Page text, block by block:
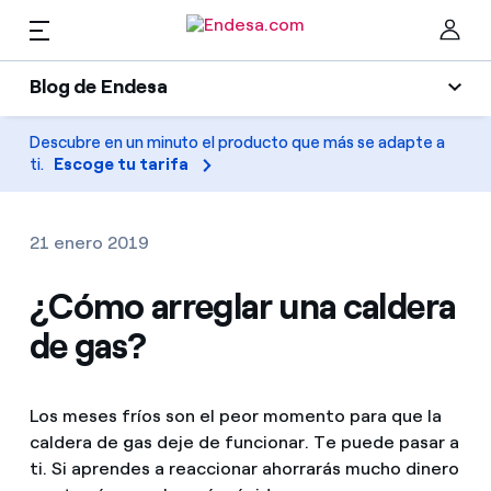
Blog de Endesa
Blog de Endesa
Luz
Climatización
Movilidad
Electrodomésticos
Empresas
Hogares
Encuentra la tarifa que más te conviene
Compara nuestras tarifas de empresa y ahorra
Por cada kWh que ahorres, te descontamos otro
Movilidad
PARA TI
Solar
ES
Descubre en un minuto el producto que más se adapte a
ti. Escoge tu tarifa
21 enero 2019
¿Cómo arreglar una caldera
de gas?
Los meses fríos son el peor momento para que la
caldera de gas deje de funcionar. Te puede pasar a
ti. Si aprendes a reaccionar ahorrarás mucho dinero